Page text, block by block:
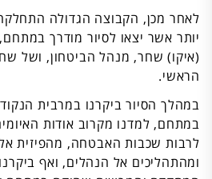
לאחר מכן, הקבוצה הגדולה
יותר אשר יצאו לסיור מודרך
(איקו) שחר, מנהל הביטחון, ושל
הראשי.
במהלך הסיור ביקרנו במרבית
במתחם, למדנו מקרוב אודות
לרבות שכבות האבטחה, מהפיזית אל
ומהתהליכים אל הנהלים, ואף